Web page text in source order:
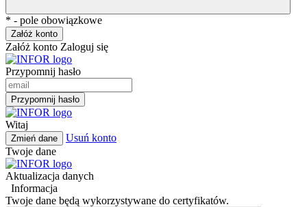
* - pole obowiązkowe
Załóż konto
Załóż konto Zaloguj się
Przypomnij hasło
Przypomnij hasło
Witaj
Zmień dane
Usuń konto
Twoje dane
Aktualizacja danych
Informacja
Twoje dane będą wykorzystywane do certyfikatów.